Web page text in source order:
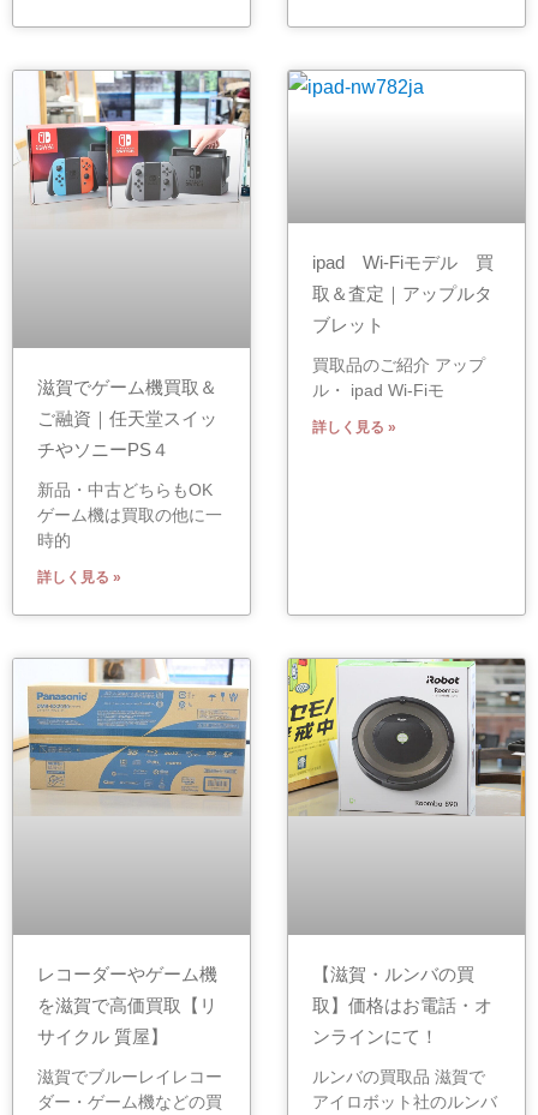
滋賀でゲーム機買取＆
ご融資｜任天堂スイッ
チやソニーPS４
新品・中古どちらもOK
ゲーム機は買取の他に一
時的
詳しく見る »
ipad Wi-Fiモデル 買
取＆査定｜アップルタ
ブレット
買取品のご紹介 アップ
ル・ ipad Wi-Fiモ
詳しく見る »
レコーダーやゲーム機
を滋賀で高価買取【リ
サイクル 質屋】
滋賀でブルーレイレコー
ダー・ゲーム機などの買
【滋賀・ルンバの買
取】価格はお電話・オ
ンラインにて！
ルンバの買取品 滋賀で
アイロボット社のルンバ